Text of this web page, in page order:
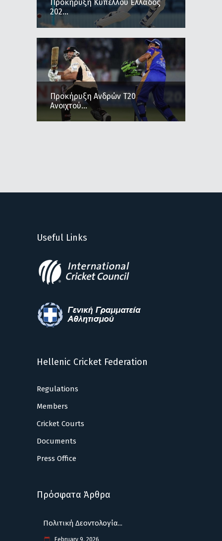
Προκήρυξη Κυπέλλου Ελλάδος
202...
Προκήρυξη Ανδρών Τ20
Ανοιχτού...
Useful Links
Hellenic Cricket Federation
Regulations
Members
Cricket Courts
Documents
Press Office
Πρόσφατα Άρθρα
Πολιτική Δεοντολογία...